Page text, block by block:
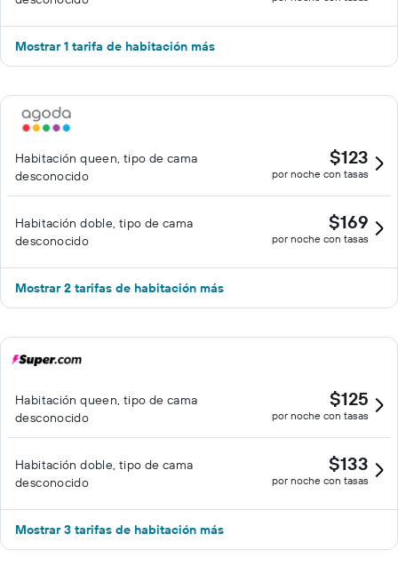
Mostrar 1 tarifa de habitación más
Habitación queen, tipo de cama
desconocido
$123
por noche con tasas
Habitación doble, tipo de cama
desconocido
$169
por noche con tasas
Mostrar 2 tarifas de habitación más
Habitación queen, tipo de cama
desconocido
$125
por noche con tasas
Habitación doble, tipo de cama
desconocido
$133
por noche con tasas
Mostrar 3 tarifas de habitación más